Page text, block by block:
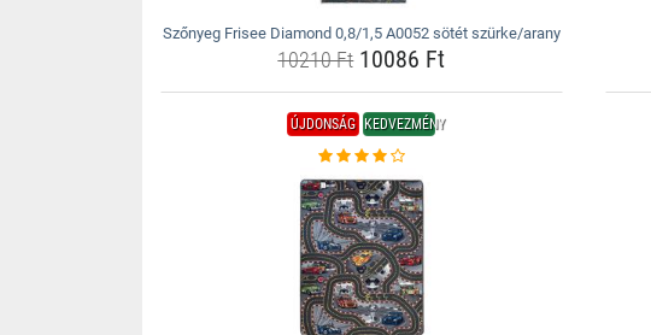
Szőnyeg Frisee Diamond 0,8/1,5 A0052 sötét szürke/arany
10210 Ft10086 Ft
ÚJDONSÁG KEDVEZMÉNY